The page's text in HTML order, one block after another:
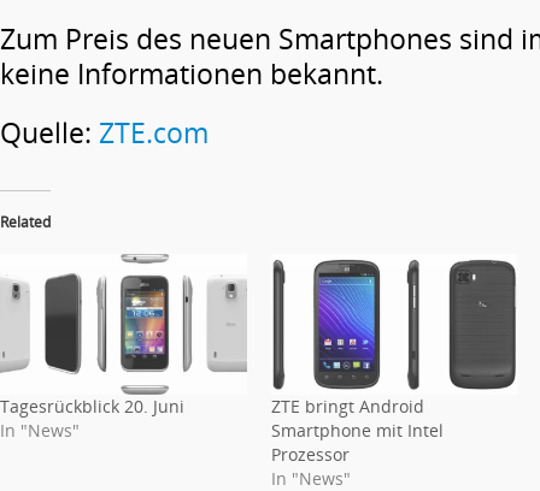
Zum Preis des neuen Smartphones sind
keine Informationen bekannt.
Quelle: ZTE.com
Related
Tagesrückblick 20. Juni
In "News"
ZTE bringt Android
Smartphone mit Intel
Prozessor
In "News"